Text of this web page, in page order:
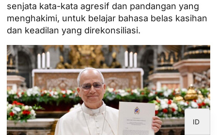
senjata kata-kata agresif dan pandangan yang
menghakimi, untuk belajar bahasa belas kasihan
dan keadilan yang direkonsiliasi.
ID
ES
EN
IT
FR
RU